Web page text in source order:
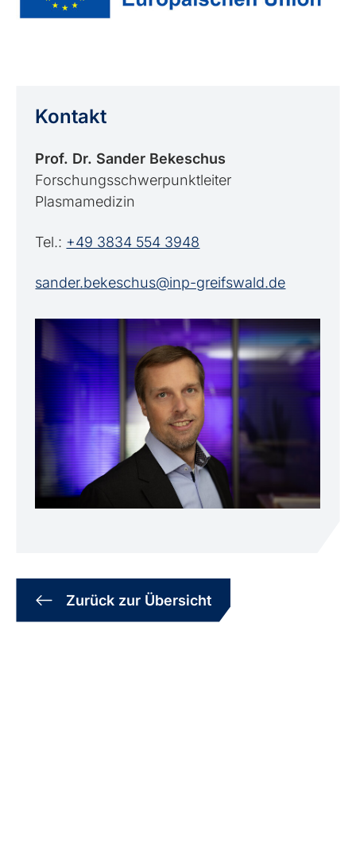
Kontakt
Prof. Dr. Sander Bekeschus
Forschungsschwerpunktleiter
Plasmamedizin
Tel.: +49 3834 554 3948
sander.bekeschus@inp-greifswald.de
Zurück zur Übersicht